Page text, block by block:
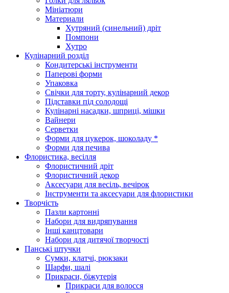
Мініатюри
Материали
Хутряний (синельний) дріт
Помпони
Хутро
Кулінарний розділ
Кондитерські інструменти
Паперові форми
Упаковка
Свічки для торту, кулінарний декор
Підставки під солодощі
Кулінарні насадки, шприці, мішки
Вайнери
Серветки
Форми для цукерок, шоколаду *
Форми для печива
Флористика, весілля
Флористичний дріт
Флористичний декор
Аксесуари для весіль, вечірок
Інструменти та аксесуари для флористики
Творчість
Пазли картонні
Набори для видряпування
Інші канцтовари
Набори для дитячої творчості
Панські штучки
Сумки, клатчі, рюкзаки
Шарфи, шалі
Прикраси, біжутерія
Прикраси для волосся